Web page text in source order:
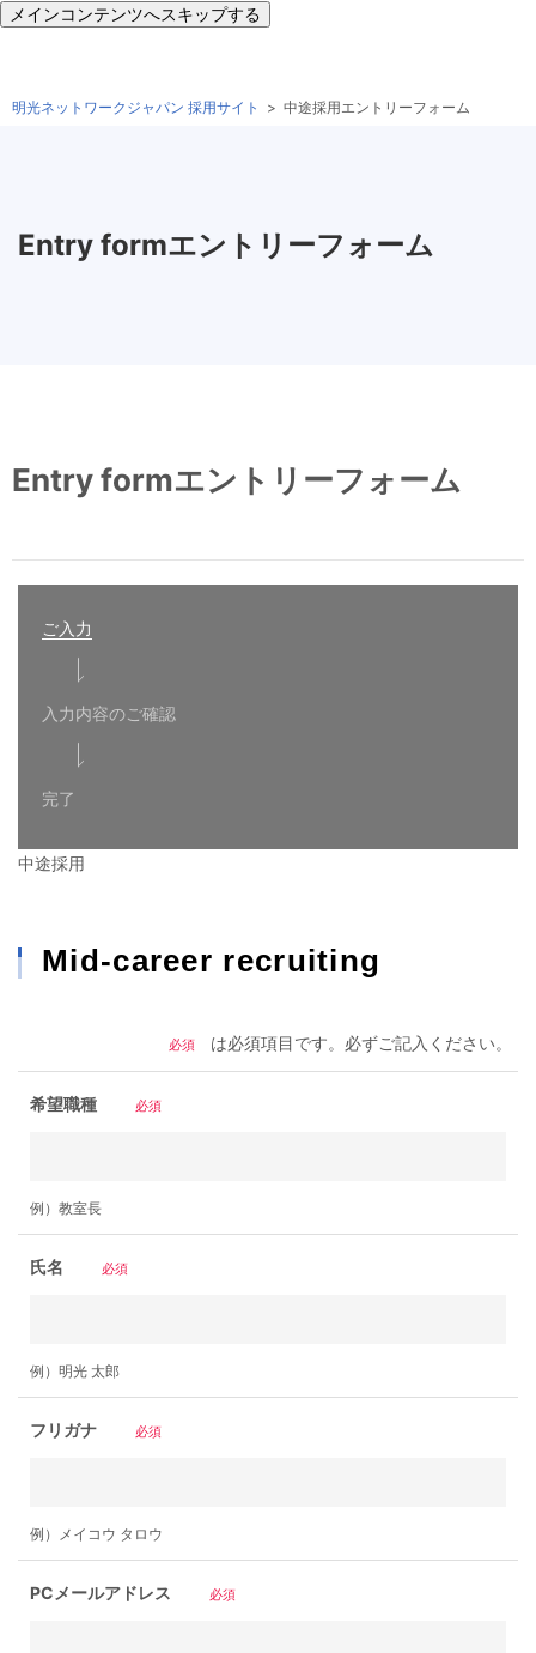
メインコンテンツへスキップする
明光ネットワークジャパン 採用サイト 中途採用エントリーフォーム
Entry formエントリーフォーム
Entry formエントリーフォーム
ご入力
入力内容のご確認
完了
中途採用
Mid-career recruiting
必須 は必須項目です。必ずご記入ください。
希望職種 必須
例）教室長
氏名 必須
例）明光 太郎
フリガナ 必須
例）メイコウ タロウ
PCメールアドレス 必須